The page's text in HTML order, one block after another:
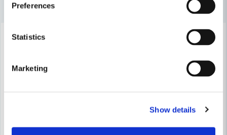
Preferences
Statistics
Marketing
Show details
-16%